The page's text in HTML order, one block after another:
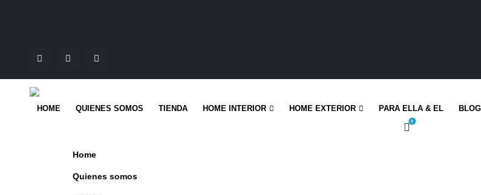
HOME QUIENES SOMOS TIENDA HOME INTERIOR HOME EXTERIOR PARA ELLA & EL BLOG
0
Home
Quienes somos